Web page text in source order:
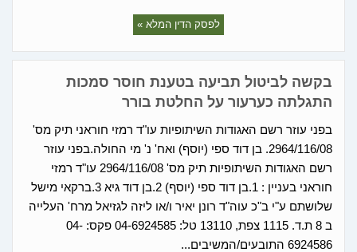
לפסק הדין המלא »
בקשה לביטול תביעה בטענת חוסר סמכות
התגלתה כערעור על החלטת בורר
בפני עוזר רשם האגודות השיתופיות עו"ד רמזי חוראני תיק מס'
2964/116/08. בן דוד ספי (יוסף) ואח' נ' מי החולה.בפני עוזר
רשם האגודות השיתופיות תיק מס' 2964/116/08 עו"ד רמזי
חוראני בעניין : 1.בן דוד ספי (יוסף) 2.בן דוד גיא 3.ברקאי מישל
שלושתם ע"י ב"כ עוה"ד רונן יאיר ו/או ליזה לגזיאל מרח' העלייה
ב 8 ת.ד. 1115 צפת, 13110 טל: 04-6924585 פקס: 04-
6924586 התובעים/המשיבים...